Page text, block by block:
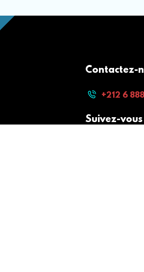
Contactez-
+212 6
Suivez-vous